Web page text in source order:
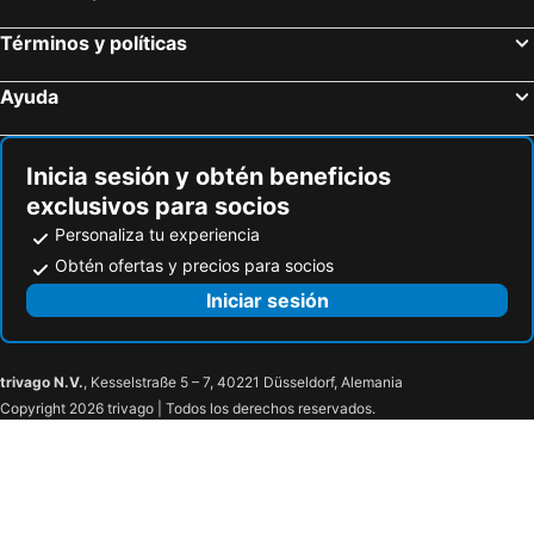
Oaxaca, Oaxaca Hoteles
Mazatlán, Sinaloa Hoteles
Términos y políticas
Ayuda
Inicia sesión y obtén beneficios
exclusivos para socios
Personaliza tu experiencia
Obtén ofertas y precios para socios
Iniciar sesión
trivago N.V., Kesselstraße 5 – 7, 40221 Düsseldorf, Alemania
Copyright 2026 trivago | Todos los derechos reservados.